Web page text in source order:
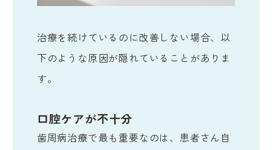
治療を続けているのに改善しない場合、以
下のような原因が隠れていることがありま
す。
口腔ケアが不十分
歯周病治療で最も重要なのは、患者さん自